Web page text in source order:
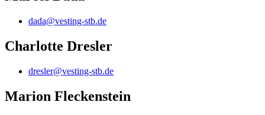
dada@vesting-stb.de
Charlotte Dresler
dresler@vesting-stb.de
Marion Fleckenstein